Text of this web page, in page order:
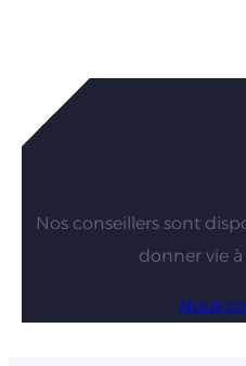
Vous êtes
Nos conseillers sont
donner vie
Nous